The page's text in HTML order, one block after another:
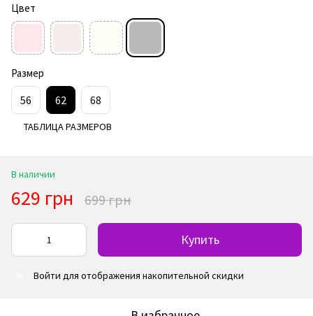
Цвет
Размер
56 62 68
ТАБЛИЦА РАЗМЕРОВ
В наличии
629 грн 699 грн
Купить
Войти для отображения накопительной скидки